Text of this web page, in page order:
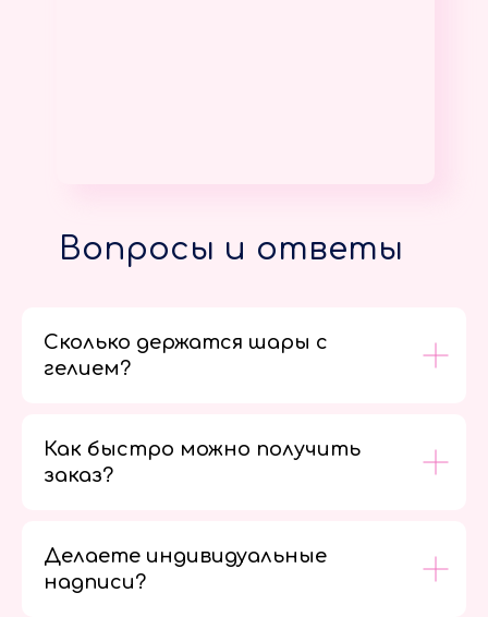
Вопросы и ответы
Сколько держатся шары с
гелием?
Как быстро можно получить
заказ?
Делаете индивидуальные
надписи?